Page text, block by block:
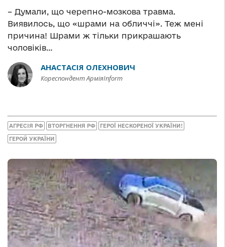
– Думали, що черепно-мозкова травма.
Виявилось, що «шрами на обличчі». Теж мені
причина! Шрами ж тільки прикрашають
чоловіків…
АНАСТАСІЯ ОЛЕХНОВИЧ
Кореспондент АрміяInform
АГРЕСІЯ РФ ВТОРГНЕННЯ РФ ГЕРОЇ НЕСКОРЕНОЇ УКРАЇНИ!
ГЕРОЙ УКРАЇНИ